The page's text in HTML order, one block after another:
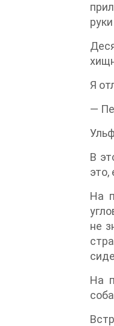
Я
—
В
На
не
На